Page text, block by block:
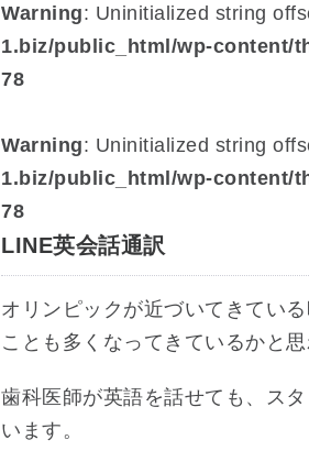
Warning: Uninitialized string
1.biz/public_html/wp-content/
78
Warning: Uninitialized string
1.biz/public_html/wp-content/
78
LINE英会話通訳
オリンピックが近づいてきてい
ことも多くなってきているかと思
歯科医師が英語を話せても、ス
います。